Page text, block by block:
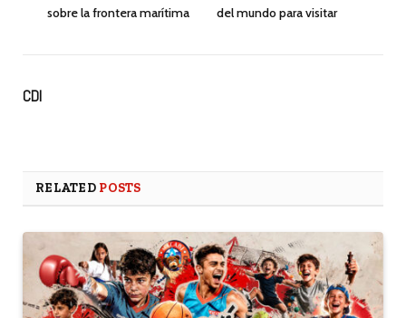
sobre la frontera marítima
del mundo para visitar
CDI
RELATED POSTS